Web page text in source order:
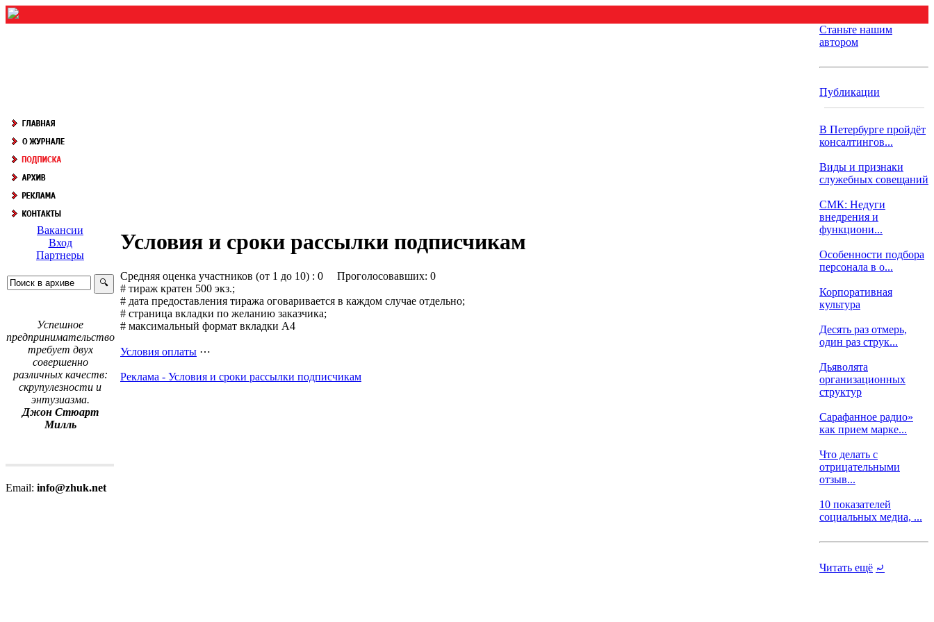
Вакансии
Вход
Партнеры
Успешное
предпринимательство
требует двух
совершенно
различных качеств:
скрупулезности и
энтузиазма.
Джон Стюарт
Милль
Email: info@zhuk.net
Условия и сроки рассылки подписчикам
Средняя оценка участников (от 1 до 10) : 0 Проголосовавших: 0
# тираж кратен 500 экз.;
# дата предоставления тиража оговаривается в каждом случае отдельно;
# страница вкладки по желанию заказчика;
# максимальный формат вкладки А4
Условия оплаты ⋯
Реклама - Условия и сроки рассылки подписчикам
Станьте нашим
автором
Публикации
В Петербурге пройдёт
консалтингов...
Виды и признаки
служебных совещаний
СМК: Недуги
внедрения и
функциони...
Особенности подбора
персонала в о...
Корпоративная
культура
Десять раз отмерь,
один раз струк...
Дьяволята
организационных
структур
Сарафанное радио»
как прием марке...
Что делать с
отрицательными
отзыв...
10 показателей
социальных медиа, ...
Читать ещё ⤾